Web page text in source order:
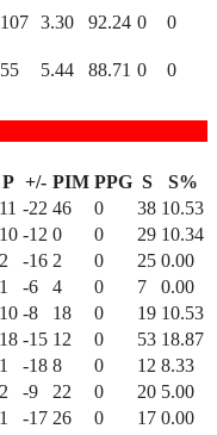
107 3.30 92.24 0 0
55 5.44 88.71 0 0
P +/- PIM PPG S
S%
11 -22 46 0 38 10.53
10 -12 0 0 29 10.34
2 -16 2 0 25 0.00
1 -6 4 0 7
0.00
10 -8 18 0 19 10.53
18 -15 12 0 53 18.87
1 -18 8 0 12 8.33
2 -9 22 0 20 5.00
1 -17 26 0 17 0.00